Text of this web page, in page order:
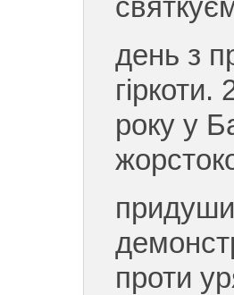
день з
року у
проти